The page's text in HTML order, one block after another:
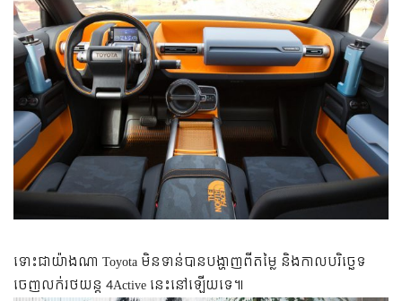
ទោះជាយ៉ាងណា Toyota មិនទាន់បានបង្ហាញពីតម្លៃ និងកាលបរិច្ឆេទ
ចេញលក់រថយន្ត 4Active នេះនៅឡើយទេ៕